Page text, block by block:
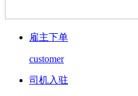
雇主下单
customer
司机入驻